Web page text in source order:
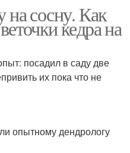
на сосну. Как
кедра на
посадил в саду две
их пока что не
опытному дендрологу